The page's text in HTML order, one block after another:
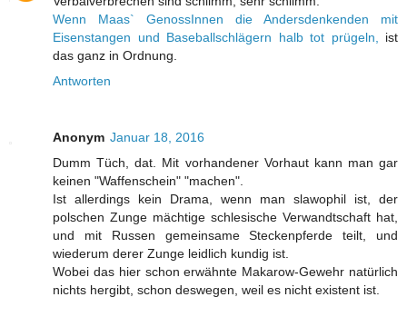
Wenn Maas` GenossInnen die Andersdenkenden mit
Eisenstangen und Baseballschlägern halb tot prügeln,
ist
das ganz in Ordnung.
Antworten
Anonym Januar 18, 2016
Dumm Tüch, dat. Mit vorhandener Vorhaut kann man gar
keinen "Waffenschein" "machen".
Ist allerdings kein Drama, wenn man slawophil ist, der
polschen Zunge mächtige schlesische Verwandtschaft hat,
und mit Russen gemeinsame Steckenpferde teilt, und
wiederum derer Zunge leidlich kundig ist.
Wobei das hier schon erwähnte Makarow-Gewehr natürlich
nichts hergibt, schon deswegen, weil es nicht existent ist.